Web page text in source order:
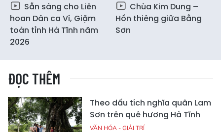
Sẵn sàng cho Liên
hoan Dân ca Ví, Giặm
toàn tỉnh Hà Tĩnh năm
2026
Chùa Kim Dung –
Hồn thiêng giữa Bằng
Sơn
ĐỌC THÊM
Theo dấu tích nghĩa quân Lam
Sơn trên quê hương Hà Tĩnh
VĂN HÓA - GIẢI TRÍ